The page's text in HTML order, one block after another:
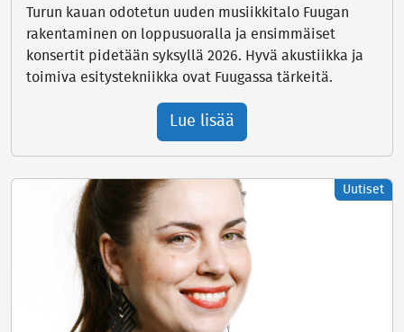
Turun kauan odotetun uuden musiikkitalo Fuugan
rakentaminen on loppusuoralla ja ensimmäiset
konsertit pidetään syksyllä 2026. Hyvä akustiikka ja
toimiva esitystekniikka ovat Fuugassa tärkeitä.
Lue lisää
Uutiset